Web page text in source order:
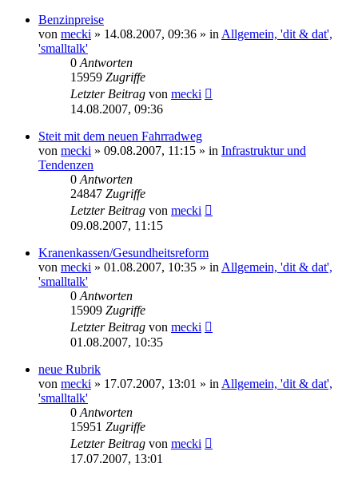
Benzinpreise
von mecki » 14.08.2007, 09:36 » in Allgemein, 'dit & dat',
'smalltalk'
0 Antworten
15959 Zugriffe
Letzter Beitrag von mecki
14.08.2007, 09:36
Steit mit dem neuen Fahrradweg
von mecki » 09.08.2007, 11:15 » in Infrastruktur und
Tendenzen
0 Antworten
24847 Zugriffe
Letzter Beitrag von mecki
09.08.2007, 11:15
Kranenkassen/Gesundheitsreform
von mecki » 01.08.2007, 10:35 » in Allgemein, 'dit & dat',
'smalltalk'
0 Antworten
15909 Zugriffe
Letzter Beitrag von mecki
01.08.2007, 10:35
neue Rubrik
von mecki » 17.07.2007, 13:01 » in Allgemein, 'dit & dat',
'smalltalk'
0 Antworten
15951 Zugriffe
Letzter Beitrag von mecki
17.07.2007, 13:01